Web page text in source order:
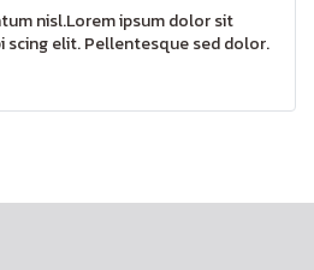
nisl.Lorem ipsum dolor sit
scing elit. Pellentesque sed dolor.